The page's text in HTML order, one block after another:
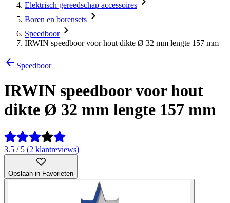
Elektrisch gereedschap accessoires
Boren en borensets
Speedboor
IRWIN speedboor voor hout dikte Ø 32 mm lengte 157 mm
Speedboor
IRWIN speedboor voor hout
dikte Ø 32 mm lengte 157 mm
3.5 / 5 (2 klantreviews)
Opslaan in Favorieten